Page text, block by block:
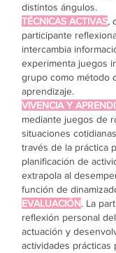
distintos ángulos.
TÉCNICAS ACTIVAS,
participante
intercambia
experimenta juegos
grupo como método
aprendizaje.
VIVENCIA Y
mediante juegos de
situaciones
través de la práctica
planificación de
extrapola al
función de
EVALUACIÓN. La
reflexión personal
actuación y
actividades prácticas